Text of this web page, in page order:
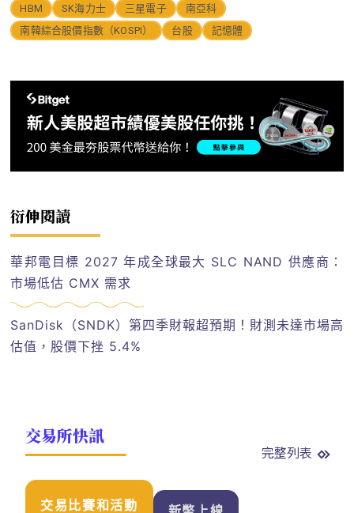
HBM SK海力士 三星電子
南亞科
南韓綜合股價指數（KOSPI）
台股 記憶體
衍伸閱讀
華邦電目標 2027 年成全球最大 SLC NAND 供應商：
市場低估 CMX 需求
SanDisk（SNDK）第四季財報超預期！財測未達市場高
估值，股價下挫 5.4%
交易所快訊
完整列表
交易比賽和活動